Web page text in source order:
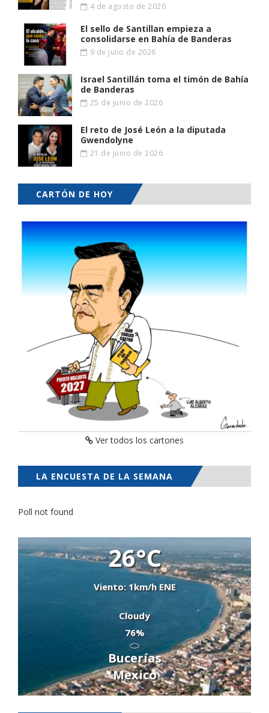
4 de agosto de 2026
El sello de Santillan empieza a
consolidarse en Bahía de Banderas
9 de julio de 2026
Israel Santillán toma el timón de Bahía
de Banderas
25 de junio de 2026
El reto de José León a la diputada
Gwendolyne
21 de junio de 2026
CARTÓN DE HOY
Ver todos los cartones
LA ENCUESTA DE LA SEMANA
Poll not found
26°C
Viento: 1km/h ENE
Cloudy
76%
Bucerías
Mexico